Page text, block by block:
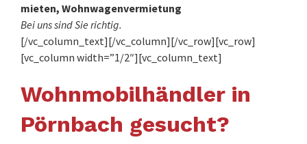
mieten, Wohnwagenvermietung
Bei uns sind Sie richtig.
[/vc_column_text][/vc_column][/vc_row][vc_row]
[vc_column width=”1/2″][vc_column_text]
Wohnmobilhändler in
Pörnbach gesucht?